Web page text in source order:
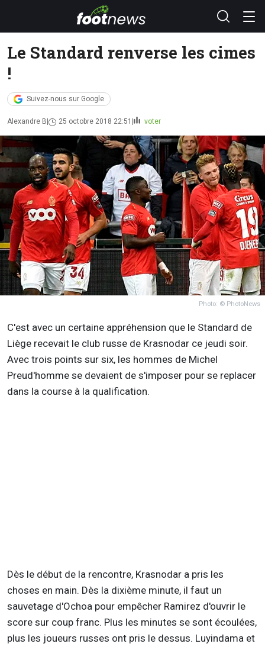
Le Standard renverse les cimes
!
Suivez-nous sur Google
Alexandre B 25 octobre 2018 22:51 voter
Photo: © PhotoNews
C'est avec un certaine appréhension que le Standard de
Liège recevait le club russe de Krasnodar ce jeudi soir.
Avec trois points sur six, les hommes de Michel
Preud'homme se devaient de s'imposer pour se replacer
dans la course à la qualification.
Dès le début de la rencontre, Krasnodar a pris les
choses en main. Dès la dixième minute, il faut un
sauvetage d'Ochoa pour empêcher Ramirez d'ouvrir le
score sur coup franc. Plus les minutes se sont écoulées,
plus les joueurs russes ont pris le dessus. Luyindama et